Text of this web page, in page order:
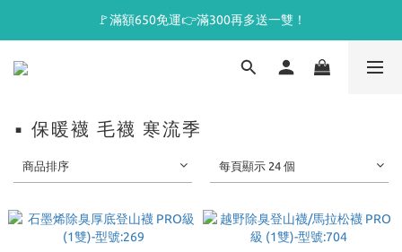
🚩滿額650免運👉滿300再多送一雙！
▪ 保暖襪 毛襪 寒流季
商品排序 每頁顯示 24 個